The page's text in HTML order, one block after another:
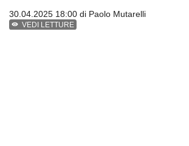
30.04.2025 18:00 di Paolo Mutarelli
VEDI LETTURE